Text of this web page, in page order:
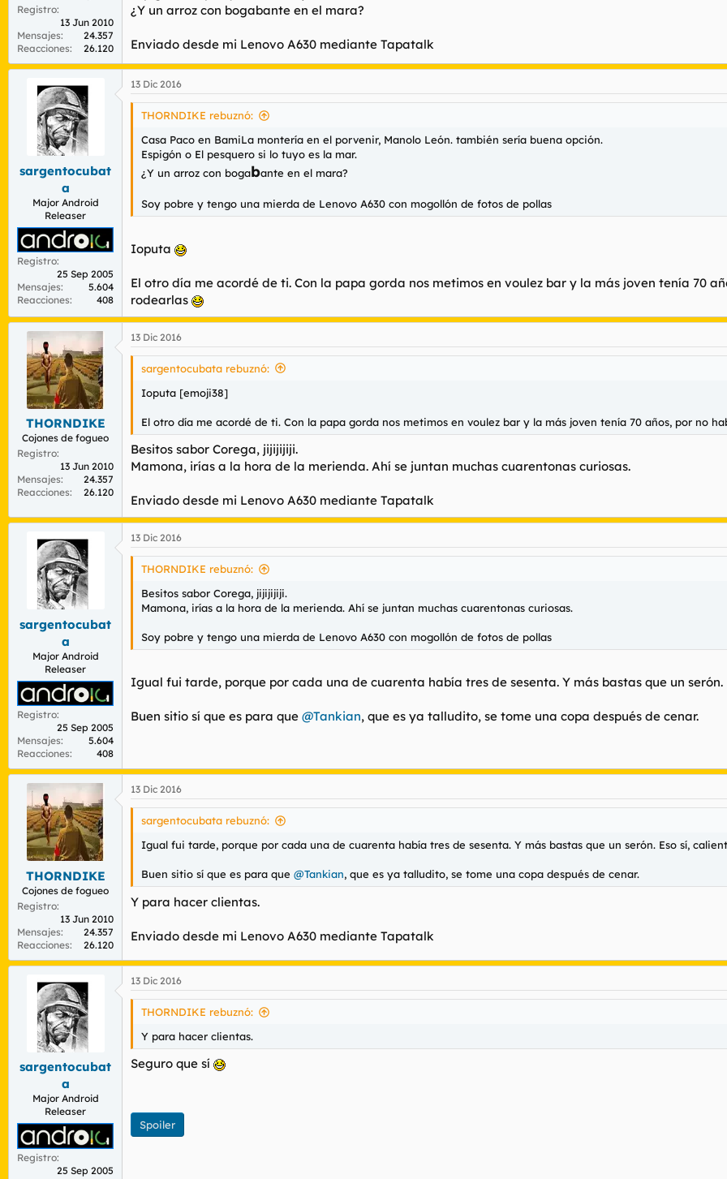
Registro
13 Jun 2010
Mensajes
24.357
Reacciones
26.120
¿Y un arroz con bogabante en el mara?
Enviado desde mi Lenovo A630 mediante Tapatalk
sargentocubat
a
Major Android
Releaser
Registro
25 Sep 2005
Mensajes
5.604
Reacciones
408
13 Dic 2016
THORNDIKE rebuznó:
Casa Paco en BamiLa montería en el porvenir, Manolo León. también sería buena opción.
Espigón o El pesquero si lo tuyo es la mar.
¿Y un arroz con bogabante en el mara?
Soy pobre y tengo una mierda de Lenovo A630 con mogollón de fotos de pollas
Ioputa
El otro día me acordé de ti. Con la papa gorda nos metimos en voulez bar y la más joven tenía 70
rodearlas
THORNDIKE
Cojones de fogueo
Registro
13 Jun 2010
Mensajes
24.357
Reacciones
26.120
13 Dic 2016
sargentocubata rebuznó:
Ioputa [emoji38]
El otro día me acordé de ti. Con la papa gorda nos metimos en voulez bar y la más joven tenía 70 años, por no
Besitos sabor Corega, jijijijiji.
Mamona, irías a la hora de la merienda. Ahí se juntan muchas cuarentonas curiosas.
Enviado desde mi Lenovo A630 mediante Tapatalk
sargentocubat
a
Major Android
Releaser
Registro
25 Sep 2005
Mensajes
5.604
Reacciones
408
13 Dic 2016
THORNDIKE rebuznó:
Besitos sabor Corega, jijijijiji.
Mamona, irías a la hora de la merienda. Ahí se juntan muchas cuarentonas curiosas.
Soy pobre y tengo una mierda de Lenovo A630 con mogollón de fotos de pollas
Igual fui tarde, porque por cada una de cuarenta había tres de sesenta. Y más bastas que un
Buen sitio sí que es para que @Tankian, que es ya talludito, se tome una copa después de cenar.
THORNDIKE
Cojones de fogueo
Registro
13 Jun 2010
Mensajes
24.357
Reacciones
26.120
13 Dic 2016
sargentocubata rebuznó:
Igual fui tarde, porque por cada una de cuarenta había tres de sesenta. Y más bastas que un serón. Eso sí,
Buen sitio sí que es para que @Tankian, que es ya talludito, se tome una copa después de cenar.
Y para hacer clientas.
Enviado desde mi Lenovo A630 mediante Tapatalk
sargentocubat
a
Major Android
Releaser
Registro
25 Sep 2005
13 Dic 2016
THORNDIKE rebuznó:
Y para hacer clientas.
Seguro que sí
Spoiler